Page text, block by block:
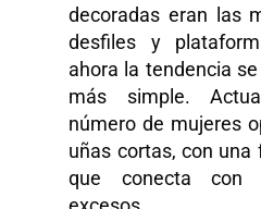
decoradas eran las
desfiles y
ahora la tendencia
más simple.
número de mujeres
uñas cortas, con una
que conecta con